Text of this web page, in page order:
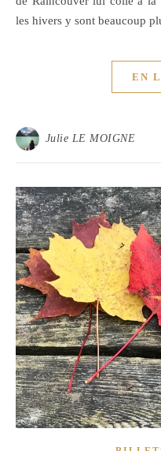
les hivers y sont beaucoup
EN
Julie LE MOIGNE